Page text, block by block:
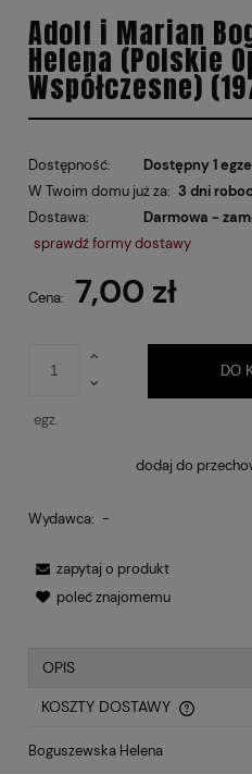
Adolf i Marian
Helena (Polskie
Współczesne)
Dostępność:
Dostępny 1
W Twoim domu już za: 3 dni
Dostawa:
Darmowa -
Cena nie zawiera
sprawdź formy dostawy
Cena: 7,00 zł
egz.
DO
dodaj do
Wydawca: -
zapytaj o produkt
poleć znajomemu
OPIS
KOSZTY DOSTAWY
CENA NIE ZAWIERA
Boguszewska Helena